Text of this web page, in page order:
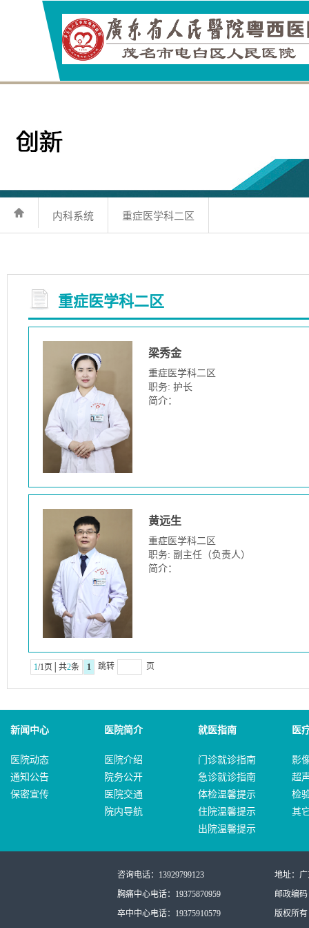
内科系统 重症医学科二区
重症医学科二区
梁秀金
重症医学科二区
职务: 护长
简介：
黄远生
重症医学科二区
职务: 副主任（负责人）
简介：
1/1页│共2条 1 跳转 页
新闻中心 医院简介 就医指南 医
医院动态
通知公告
保密宣传
医院介绍
院务公开
医院交通
院内导航
门诊就诊指南
急诊就诊指南
体检温馨提示
住院温馨提示
出院温馨提示
影
超
检
其
咨询电话：13929799123
胸痛中心电话：19375870959
卒中中心电话：19375910579
地址：
邮政编码
版权所